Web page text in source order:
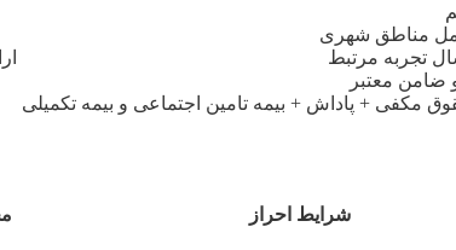
مناطق شهری
ضامن معتبر
مکفی + پاداش + بیمه تامین اجتماعی و بیمه تکمیلی
شرایط احراز